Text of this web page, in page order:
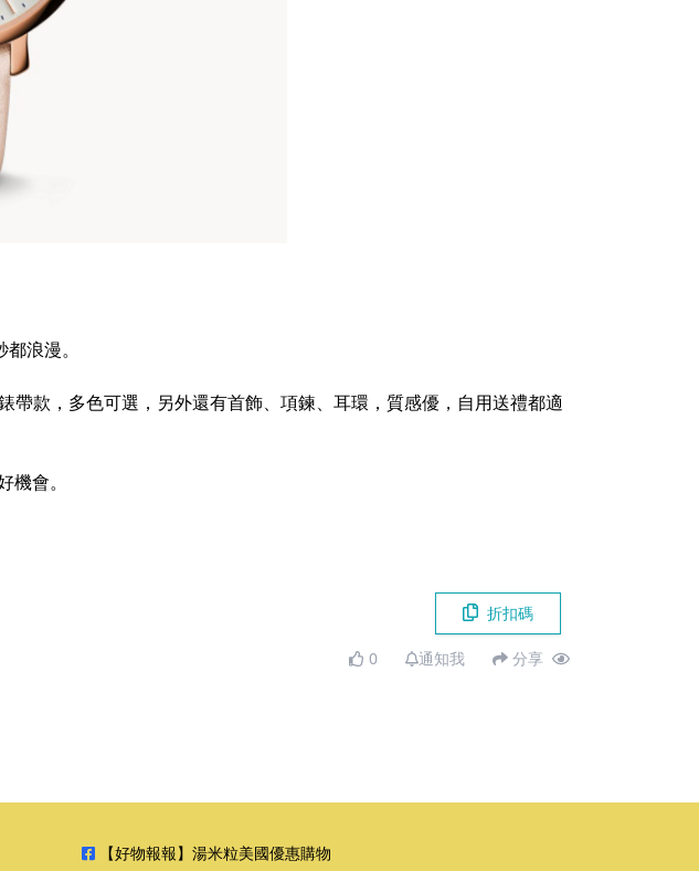
浪漫。
款，多色可選，另外還有首飾、項鍊、耳環，質感優，自用送禮都適
會。
折扣碼
0 通知我 分享
【好物報報】湯米粒美國優惠購物